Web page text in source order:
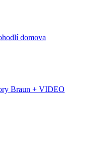
domova
Braun + VIDEO